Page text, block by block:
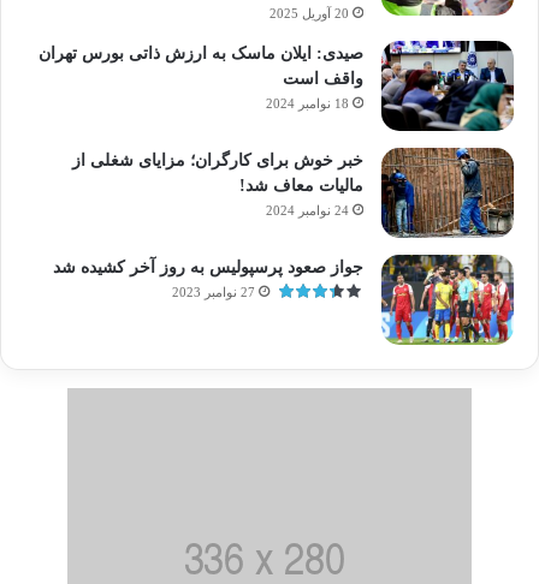
20 آوریل 2025
صیدی: ایلان ماسک به ارزش ذاتی بورس تهران
واقف است
18 نوامبر 2024
خبر خوش برای کارگران؛ مزایای شغلی از
مالیات معاف شد!
24 نوامبر 2024
جواز صعود پرسپولیس به روز آخر کشیده شد
27 نوامبر 2023